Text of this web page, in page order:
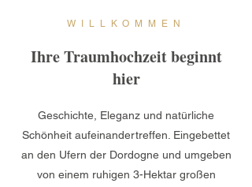
WILLKOMMEN
Ihre Traumhochzeit beginnt
hier
Geschichte, Eleganz und natürliche
Schönheit aufeinandertreffen. Eingebettet
an den Ufern der Dordogne und umgeben
von einem ruhigen 3-Hektar großen